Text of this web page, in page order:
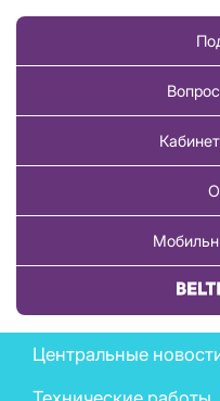
News
menu
Центральные